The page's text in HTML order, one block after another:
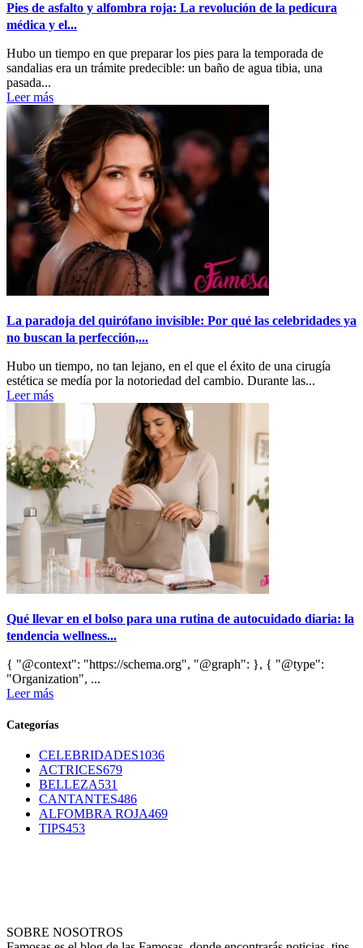
Pies de asfalto y alfombra roja: La revolución de la pedicura
médica y el...
Hubo un tiempo en que preparar los pies para la temporada de
sandalias era un trámite predecible: un baño de agua tibia, una
pasada...
Leer más
La paradoja del quirófano invisible: Por qué las celebridades ya
no buscan la perfección,...
Hubo un tiempo, no tan lejano, en el que el éxito de una cirugía
estética se medía por la notoriedad del cambio. Durante las...
Leer más
Qué llevar en el bolso para una rutina de autocuidado diaria: la
tendencia wellness...
{ "@context": "https://schema.org", "@graph": }, { "@type":
"Organization", ...
Leer más
Categorías
CELEBRIDADES1036
ACTRICES679
BELLEZA531
CANTANTES486
ALFOMBRA ROJA469
TIPS453
SOBRE NOSOTROS